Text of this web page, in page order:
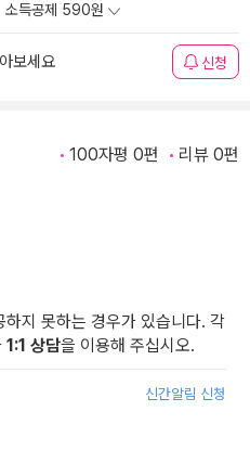
소득공제 590원
보세요 신청
100자평 0편 리뷰 0편
지 못하는 경우가 있습니다. 각
1:1 상담을 이용해 주십시오.
신간알림 신청